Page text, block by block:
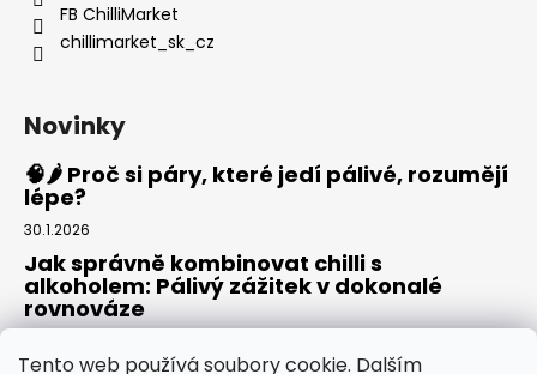
Tento web používá soubory cookie. Dalším
FB ChilliMarket
chillimarket_sk_cz
Novinky
🧠🌶️ Proč si páry, které jedí pálivé, rozumějí
lépe?
30.1.2026
Jak správně kombinovat chilli s
alkoholem: Pálivý zážitek v dokonalé
rovnováze